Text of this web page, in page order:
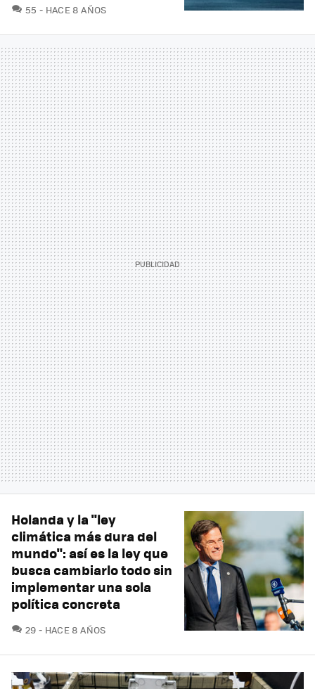
55 COMENTARIOS
HACE 8 AÑOS
Holanda y la "ley
climática más dura del
mundo": así es la ley que
busca cambiarlo todo sin
implementar una sola
política concreta
29 COMENTARIOS
HACE 8 AÑOS